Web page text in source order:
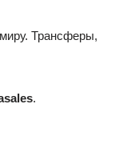
Трансферы,
.